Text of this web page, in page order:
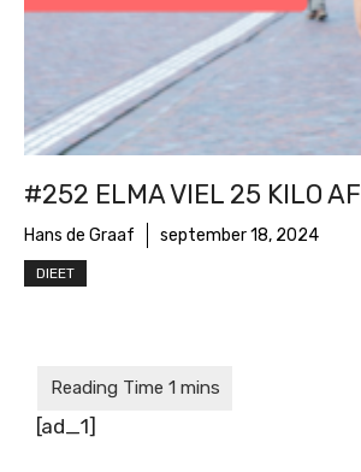
#252 ELMA VIEL 25 KILO AF
Hans de Graaf september 18, 2024
DIEET
[ad_1]